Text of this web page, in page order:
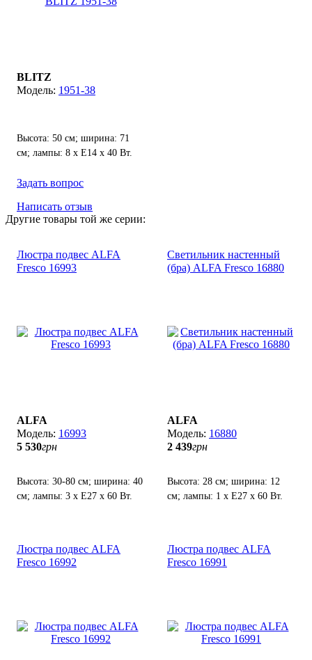
BLITZ
1951-38
Высота: 50 см; ширина: 71
см; лампы: 8 х Е14 х 40 Вт.
Задать вопрос
Написать отзыв
Другие товары той же серии:
Люстра подвес ALFA
Fresco 16993
ALFA
16993
5 530грн
Высота: 30-80 см; ширина: 40
см; лампы: 3 х Е27 х 60 Вт.
Светильник настенный
(бра) ALFA Fresco 16880
ALFA
16880
2 439грн
Высота: 28 см; ширина: 12
см; лампы: 1 х Е27 х 60 Вт.
Люстра подвес ALFA
Fresco 16992
Люстра подвес ALFA
Fresco 16991